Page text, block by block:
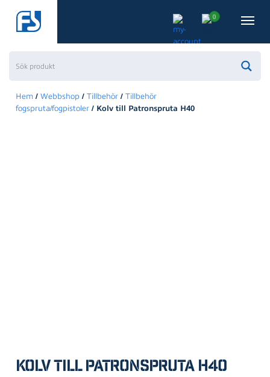
0
Hem / Webbshop / Tillbehör / Tillbehör
fogspruta/fogpistoler / Kolv till Patronspruta H40
Kolv till Patronspruta H40